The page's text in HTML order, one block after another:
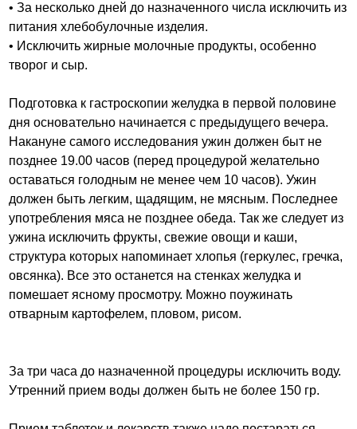
• За несколько дней до назначенного числа исключить из
питания хлебобулочные изделия.
• Исключить жирные молочные продукты, особенно
творог и сыр.
Подготовка к гастроскопии желудка в первой половине
дня основательно начинается с предыдущего вечера.
Накануне самого исследования ужин должен быт не
позднее 19.00 часов (перед процедурой желательно
оставаться голодным не менее чем 10 часов). Ужин
должен быть легким, щадящим, не мясным. Последнее
употребления мяса не позднее обеда. Так же следует из
ужина исключить фрукты, свежие овощи и каши,
структура которых напоминает хлопья (геркулес, гречка,
овсянка). Все это останется на стенках желудка и
помешает ясному просмотру. Можно поужинать
отварным картофелем, пловом, рисом.
За три часа до назначенной процедуры исключить воду.
Утренний прием воды должен быть не более 150 гр.